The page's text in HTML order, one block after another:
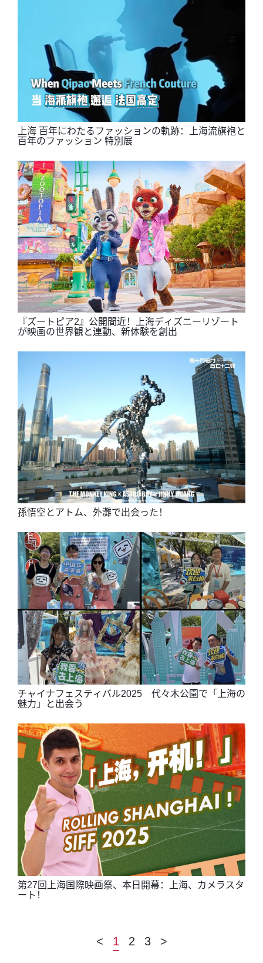
上海 百年にわたるファッションの軌跡：上海流旗袍と
百年のファッション 特別展
『ズートピア2』公開間近！上海ディズニーリゾート
が映画の世界観と連動、新体験を創出
孫悟空とアトム、外灘で出会った！
チャイナフェスティバル2025 代々木公園で「上海の
魅力」と出会う
第27回上海国際映画祭、本日開幕：上海、カメラスタ
ート！
< 1 2 3 >